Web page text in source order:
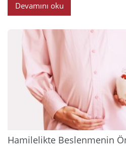
Devamını oku
Hamilelikte Beslenmenin